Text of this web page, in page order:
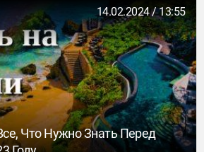
маршрутов
14.02.2024 / 13:55
Что Нужно Знать Перед